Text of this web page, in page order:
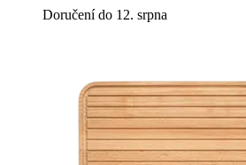
Doručení do 12. srpna